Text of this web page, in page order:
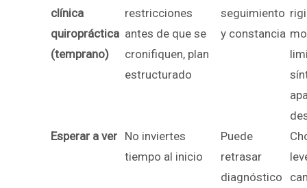
clínica
quiropráctica
(temprano)
restricciones
antes de que se
cronifiquen, plan
estructurado
seguimiento
y constancia
Esperar a ver No inviertes
tiempo al inicio
Puede
retrasar
diagnóstico